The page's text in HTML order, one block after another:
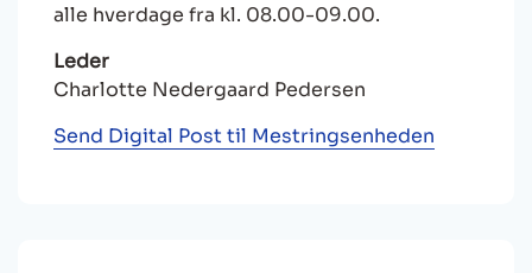
alle hverdage fra kl. 08.00-09.00.
Leder
Charlotte Nedergaard Pedersen
Send Digital Post til Mestringsenheden